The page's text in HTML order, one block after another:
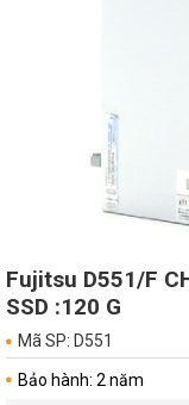
Fujitsu D551/F
SSD :120 G
Mã SP: D551
Bảo hành: 2 năm